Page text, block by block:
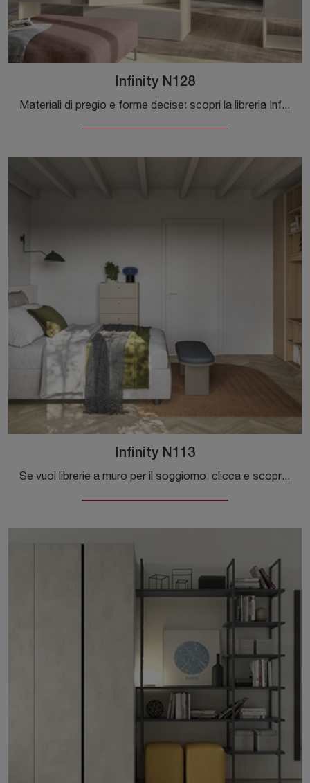
Infinity N128
Materiali di pregio e forme decise: scopri la libreria Infinity N128 di Colombini Casa tra le più originali Librerie moderne divisorie.
Infinity N113
Se vuoi librerie a muro per il soggiorno, clicca e scopri le nostre soluzioni moderne: il modello Infinity N113 Colombini Casa ti aspetta!